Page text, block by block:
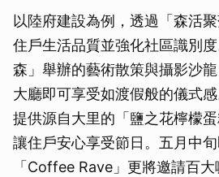
以陸府建設為例，透過「森活
住戶生活品質並強化社區識別
森」舉辦的藝術散策與攝影沙
大廳即可享受如渡假般的儀式
提供源自大里的「鹽之花檸檬
讓住戶安心享受節日。五月中
「Coffee Rave」更將邀請百